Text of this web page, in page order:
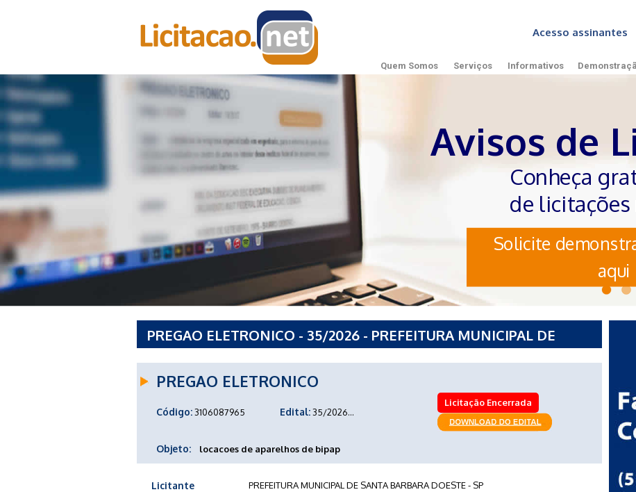
Acesso assinantes
Quem Somos Serviços Informativos
Avisos de
Conheça
de
Solicite
aqui
PREGAO ELETRONICO - 35/2026 - PREFEITURA MUNICIPAL DE
PREGAO ELETRONICO
Código:3106087965 Edital:35/2026...
Licitação Encerrada
Objeto: locacoes de aparelhos de bipap
Licitante PREFEITURA MUNICIPAL DE SANTA BARBARA DOESTE - SP